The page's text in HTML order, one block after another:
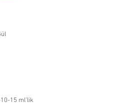
15 ml’lik